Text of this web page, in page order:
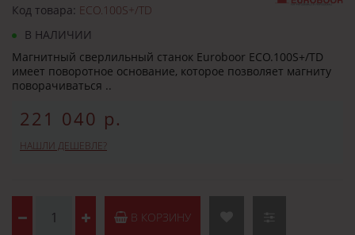
Код товара: ECO.100S+/TD
В НАЛИЧИИ
Магнитный сверлильный станок Euroboor ECO.100S+/TD
имеет поворотное основание, которое позволяет магниту
поворачиваться ..
221 040 р.
НАШЛИ ДЕШЕВЛЕ?
В КОРЗИНУ